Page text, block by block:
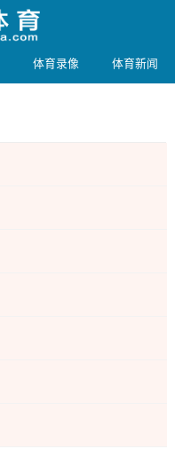
体育录像 体育新闻